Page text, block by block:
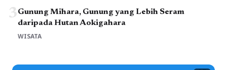
3Gunung Mihara, Gunung yang Lebih Seram
daripada Hutan Aokigahara
WISATA